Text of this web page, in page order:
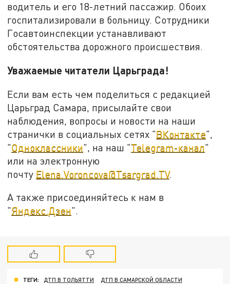
водитель и его 18-летний пассажир. Обоих
госпитализировали в больницу. Сотрудники
Госавтоинспекции устанавливают
обстоятельства дорожного происшествия.
Уважаемые читатели Царьграда!
Если вам есть чем поделиться с редакцией
Царьград Самара, присылайте свои
наблюдения, вопросы и новости на наши
странички в социальных сетях "ВКонтакте",
"Одноклассники", на наш "Telegram-канал"
или на электронную
почту Elena.Voroncova@Tsargrad.TV.
А также присоединяйтесь к нам в
"Яндекс.Дзен".
ТЕГИ: ДТП В ТОЛЬЯТТИ ДТП В САМАРСКОЙ ОБЛАСТИ